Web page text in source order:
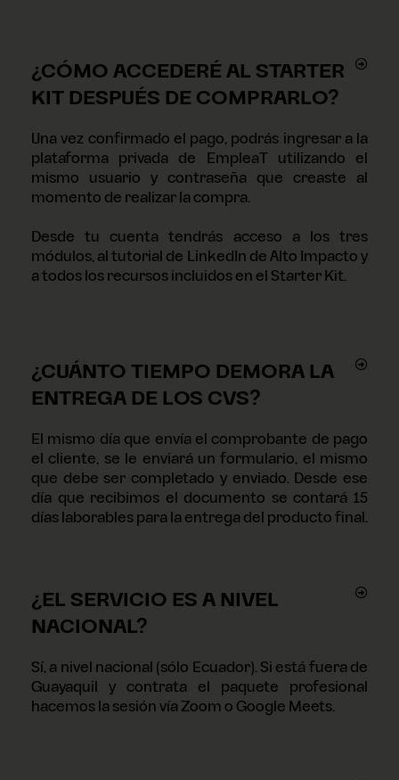
¿CÓMO ACCEDERÉ AL STARTER
KIT DESPUÉS DE COMPRARLO?
Una vez confirmado el pago, podrás ingresar a la
plataforma privada de EmpleaT utilizando el
mismo usuario y contraseña que creaste al
momento de realizar la compra.
Desde tu cuenta tendrás acceso a los tres
módulos, al tutorial de LinkedIn de Alto Impacto y
a todos los recursos incluidos en el Starter Kit.
¿CUÁNTO TIEMPO DEMORA LA
ENTREGA DE LOS CVS?
El mismo día que envía el comprobante de pago
el cliente, se le enviará un formulario, el mismo
que debe ser completado y enviado. Desde ese
día que recibimos el documento se contará 15
días laborables para la entrega del producto final.
¿EL SERVICIO ES A NIVEL
NACIONAL?
Sí, a nivel nacional (sólo Ecuador). Si está fuera de
Guayaquil y contrata el paquete profesional
hacemos la sesión vía Zoom o Google Meets.